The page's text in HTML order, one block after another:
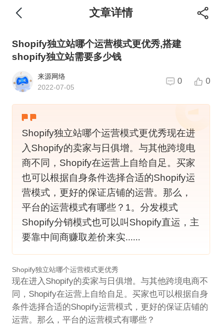
文章详情
Shopify独立站哪个运营模式更优秀,搭建
shopify独立站需要多少钱
来源网络
2022-07-05
0 0
Shopify独立站哪个运营模式更优秀现在进
入Shopify的卖家与日俱增。与其他跨境电
商不同，Shopify在运营上自给自足。买家
也可以根据自身条件选择合适的Shopify运
营模式，更好的保证店铺的运营。那么，
平台的运营模式有哪些？1。分发模式
Shopify分销模式也可以叫Shopify直运，主
要靠中间商赚取差价来实......
Shopify独立站哪个运营模式更优秀
现在进入Shopify的卖家与日俱增。与其他跨境电商不
同，Shopify在运营上自给自足。买家也可以根据自身
条件选择合适的Shopify运营模式，更好的保证店铺的
运营。那么，平台的运营模式有哪些？